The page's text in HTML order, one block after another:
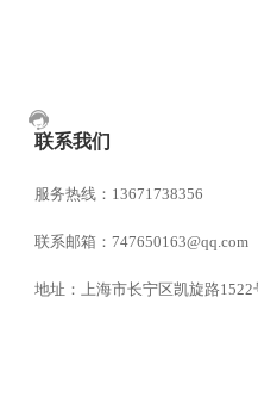
联系我们
服务热线：13671738356
联系邮箱：747650163@qq.com
地址：上海市长宁区凯旋路